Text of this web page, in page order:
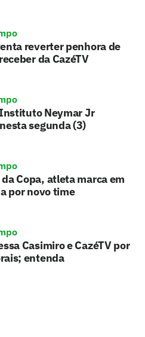
reverter penhora de
da CazéTV
Neymar Jr
segunda (3)
da Copa, atleta marca em
por novo time
Casimiro e CazéTV por
entenda